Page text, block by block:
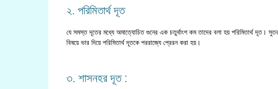
২. পরিমিতার্থ দূত
যে সমস্ত দূতের মধ্যে অমাত্যোচিত গুনের এক চতুর্থাংশ কম তাদের বলা হয় পরিমিতার্থ দূত। সুতরাং
বিষয়ে ভার দিয়ে পরিমিতার্থ দূতকে পররাজ্যে প্রেরন করা হয়।
৩. শাসনহর দূত :